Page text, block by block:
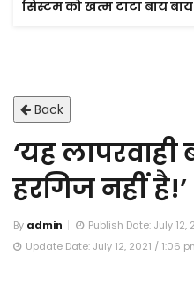
सिस्टम को खत्म टाटा बाय
Back
‘यह
हरगिज नहीं है!’
By admin
Publish Date: July 12,
Update Date: July 12, 2021 / 1:06